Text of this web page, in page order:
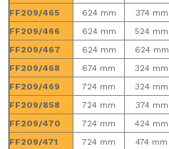
FF209/465
624 mm 374 mm
FF209/466
624 mm 524 mm
FF209/467
624 mm 624 mm
FF209/468
674 mm 324 mm
FF209/469
724 mm 324 mm
FF209/858
724 mm 374 mm
FF209/470
724 mm 424 mm
FF209/471
724 mm 474 mm